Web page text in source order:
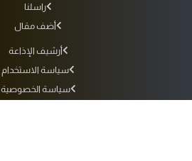
راسلنا
أضف مقال
أرشيف الإذاعة
سياسة الاستخدام
سياسة الخصوصية